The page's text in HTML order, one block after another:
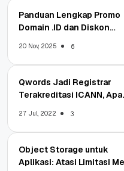
Panduan Lengkap Promo
Domain .ID dan Diskon
20 Nov, 2025 6
Qwords Jadi Registrar
Terakreditasi ICANN, Apa
27 Jul, 2022 3
Object Storage untuk
Aplikasi: Atasi Limitasi